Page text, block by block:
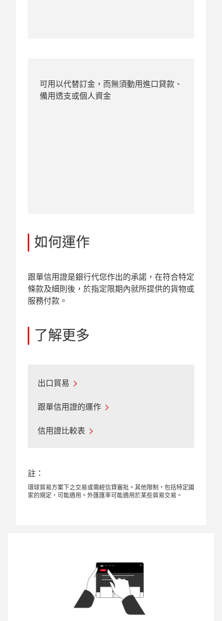
可用以代替訂金，而無須動用進口貸款、
備用透支或個人資金
如何運作
跟單信用證是銀行代您作出的承諾，在符合特定
條款及細則後，於指定限期內就所提供的貨物或
服務付款。
了解更多
出口貿易
跟單信用證的運作
信用證比較表
註：
環球貿易方案下之交易或需經信貸審批。其他限制，包括特定國
家的規定，可能適用。外匯匯率可能適用於某些貿易交易。